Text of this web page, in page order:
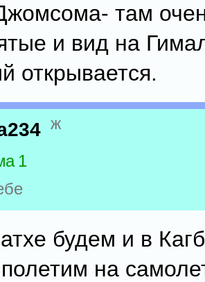
там
и вид на
открывается.
ж
1
будем и в
на